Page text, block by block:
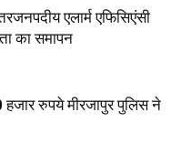
एलार्म एफिसिएंसी
का समापन
रुपये मीरजापुर पुलिस ने